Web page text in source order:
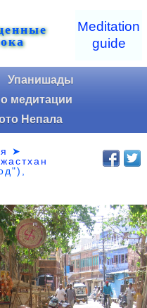
Meditation
guide
Упанишады
медитации
Непала
➤